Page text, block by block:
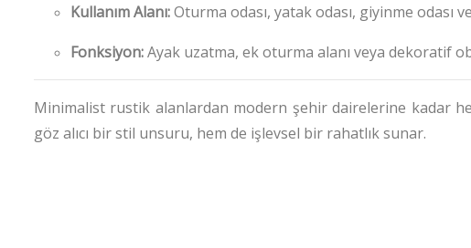
Kullanım Alanı:Oturma odası, yatak odası, giyinme odası
Fonksiyon:Ayak uzatma, ek oturma alanı veya dekoratif
Minimalist rustik alanlardan modern şehir dairelerine kadar
göz alıcı bir stil unsuru, hem de işlevsel bir rahatlık sunar.